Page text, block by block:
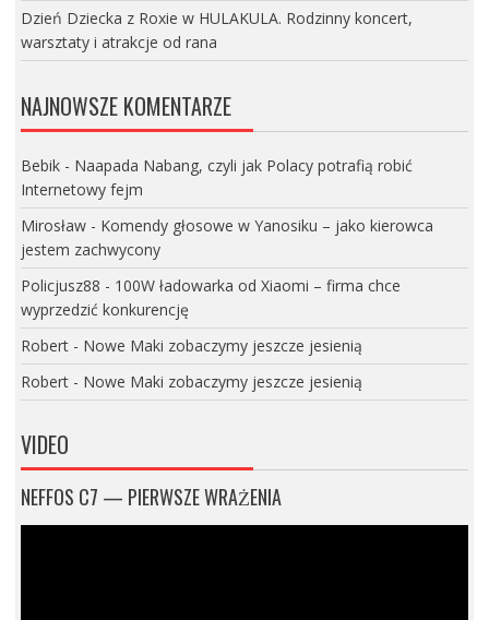
Dzień Dziecka z Roxie w HULAKULA. Rodzinny koncert,
warsztaty i atrakcje od rana
NAJNOWSZE KOMENTARZE
Bebik- Naapada Nabang, czyli jak Polacy potrafią robić
Internetowy fejm
Mirosław- Komendy głosowe w Yanosiku – jako kierowca
jestem zachwycony
Policjusz88 - 100W ładowarka od Xiaomi – firma chce
wyprzedzić konkurencję
Robert- Nowe Maki zobaczymy jeszcze jesienią
Robert- Nowe Maki zobaczymy jeszcze jesienią
VIDEO
NEFFOS C7 — PIERWSZE WRAŻENIA